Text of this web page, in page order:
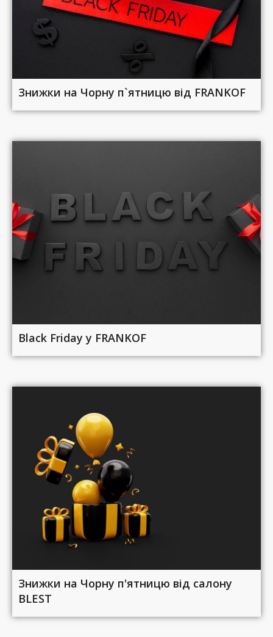
Знижки на Чорну п`ятницю від FRANKOF
Black Friday у FRANKOF
Знижки на Чорну п'ятницю від салону
BLEST